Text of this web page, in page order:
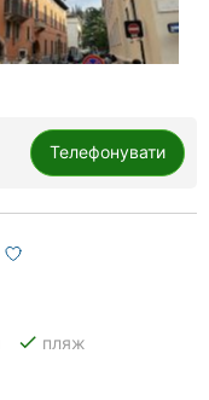
Телефонувати
done пляж